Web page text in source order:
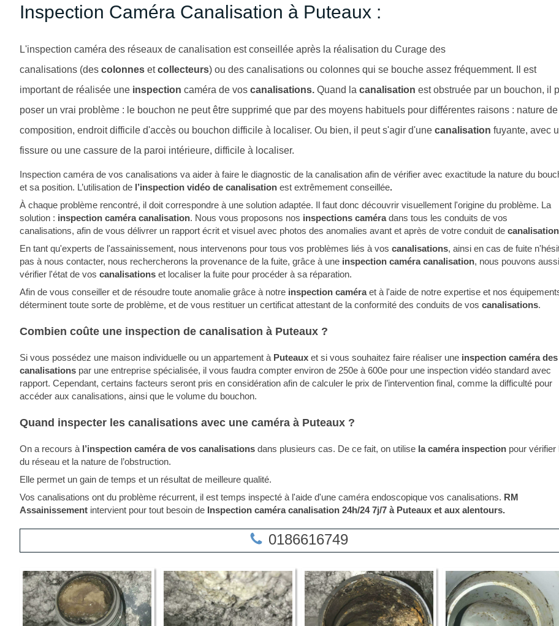
Inspection Caméra Canalisation à Puteaux :
L'inspection caméra des réseaux de canalisation est conseillée après la réalisation du Curage des
canalisations (des colonnes etcollecteurs) ou des canalisations ou colonnes qui se bouche assez fréquemment. Il est
important de réalisée une inspection caméra de vos canalisations. Quand la canalisation est obstruée par un bouchon, il
poser un vrai problème : le bouchon ne peut être supprimé que par des moyens habituels pour différentes raisons : nature de
composition, endroit difficile d'accès ou bouchon difficile à localiser. Ou bien, il peut s'agir d'une canalisation fuyante, avec
fissure ou une cassure de la paroi intérieure, difficile à localiser.
Inspection caméra de vos canalisations va aider à faire le diagnostic de la canalisation afin de vérifier avec exactitude la nature du
et sa position. L’utilisation de l’inspection vidéo de canalisation est extrêmement conseillée.
À chaque problème rencontré, il doit correspondre à une solution adaptée. Il faut donc découvrir visuellement l'origine du problème. La
solution : inspection caméra canalisation. Nous vous proposons nos inspections caméradans tous les conduits de vos
canalisations, afin de vous délivrer un rapport écrit et visuel avec photos des anomalies avant et après de votre conduit de canalisation
En tant qu'experts de l'assainissement, nous intervenons pour tous vos problèmes liés à vos canalisations, ainsi en cas de fuite
pas à nous contacter, nous rechercherons la provenance de la fuite, grâce à une inspection caméra canalisation, nous pouvons aussi
vérifier l'état de vos canalisations et localiser la fuite pour procéder à sa réparation.
Afin de vous conseiller et de résoudre toute anomalie grâce à notre inspection caméraet à l'aide de notre expertise et nos
déterminent toute sorte de problème, et de vous restituer un certificat attestant de la conformité des conduits de vos canalisations.
Combien coûte une inspection de canalisation à Puteaux ?
Si vous possédez une maison individuelle ou un appartement à Puteaux et si vous souhaitez faire réaliser une inspection caméra des
canalisations par une entreprise spécialisée, il vous faudra compter environ de 250e à 600e pour une inspection vidéo standard avec
rapport. Cependant, certains facteurs seront pris en considération afin de calculer le prix de l’intervention final, comme la difficulté pour
accéder aux canalisations, ainsi que le volume du bouchon.
Quand inspecter les canalisations avec une caméra à Puteaux ?
On a recours à l’inspection caméra de vos canalisations dans plusieurs cas. De ce fait, on utilise la caméra inspection pour vérifier
du réseau et la nature de l’obstruction.
Elle permet un gain de temps et un résultat de meilleure qualité.
Vos canalisations ont du problème récurrent, il est temps inspecté à l'aide d'une caméra endoscopique vos canalisations. RM
Assainissement intervient pour tout besoin de Inspection caméra canalisation 24h/24 7j/7 à Puteaux et aux alentours.
0186616749